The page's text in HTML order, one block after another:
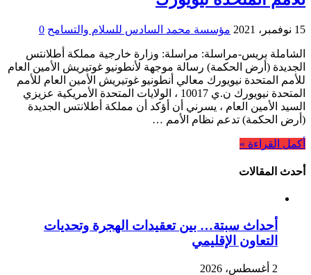
15 نوفمبر، 2021 مؤسسة محمد السادس للسلام والتسامح 0
الشاملة بريس-مراسلة: مراسلة: وزارة خارجية مملكة أطلانتس
الجديدة (أرض الحكمة) رسالة موجهة لأنطونيو غوتيريش الأمين العام
للأمم المتحدة نيويورك معالي أنطونيو غوتيريش الأمين العام للأمم
المتحدة نيويورك ن.ي 10017 ، الولايات المتحدة الأمريكية عزيزي
السيد الأمين العام ، يسرني أن أؤكد أن مملكة أطلانتس الجديدة
(أرض الحكمة) تدعم نظام الأمم …
أكمل القراءة »
أحدث المقالات
أحداث سبتة… بين تعقيدات الهجرة وتحديات
التعاون الإقليمي
2 أغسطس، 2026